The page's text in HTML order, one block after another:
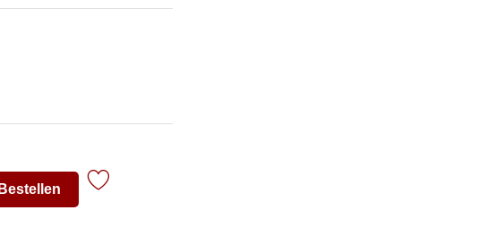
Bestellen